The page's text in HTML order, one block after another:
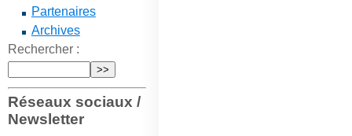
Partenaires
Archives
Rechercher :
Réseaux sociaux /
Newsletter